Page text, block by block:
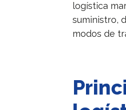
logística
suministro,
modos de